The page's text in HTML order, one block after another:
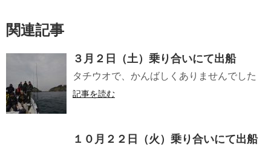
関連記事
３月２日（土）乗り合いにて出船
タチウオで、かんばしくありませんでした
記事を読む
１０月２２日（火）乗り合いにて出船